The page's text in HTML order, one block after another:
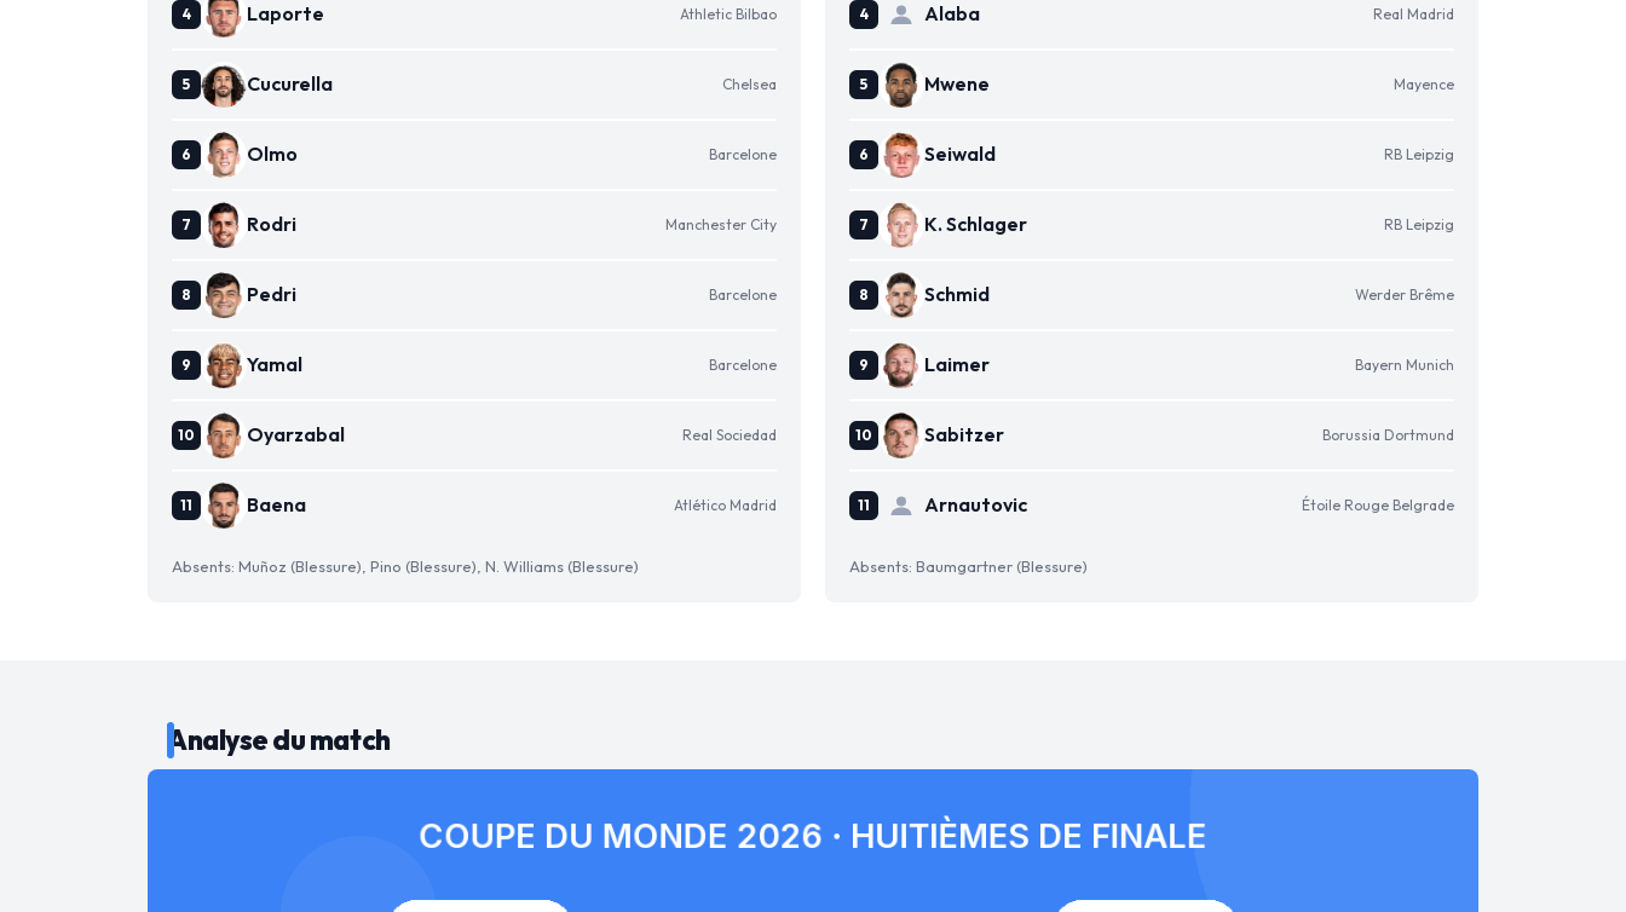
Laporte Athletic Bilbao
Cucurella Chelsea
Olmo Barcelone
Rodri Manchester City
Pedri Barcelone
Yamal Barcelone
Oyarzabal Real Sociedad
Baena Atlético Madrid
Absents: Muñoz (Blessure), Pino (Blessure), N. Williams (Blessure)
Alaba Real Madrid
Mwene Mayence
Seiwald RB Leipzig
K. Schlager RB Leipzig
Schmid Werder Brême
Laimer Bayern Munich
Sabitzer Borussia Dortmund
Arnautovic Étoile Rouge Belgrade
Absents: Baumgartner (Blessure)
Analyse du match